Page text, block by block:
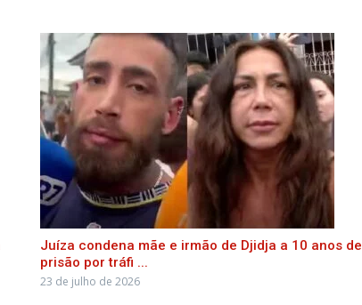
Juíza condena mãe e irmão de Djidja a 10 anos de
prisão por tráfi ...
23 de julho de 2026